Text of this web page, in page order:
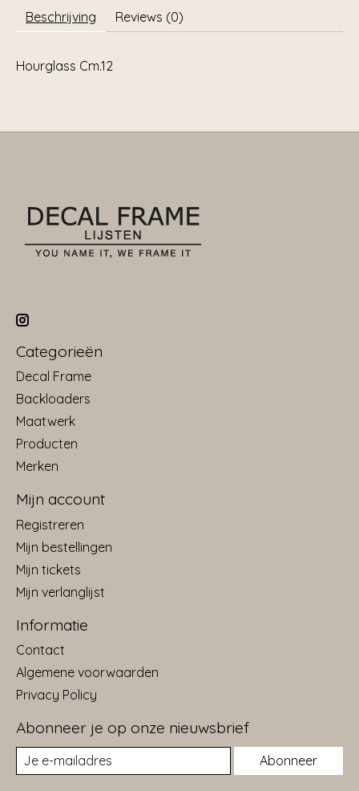
Beschrijving Reviews (0)
Hourglass Cm.12
Categorieën
Decal Frame
Backloaders
Maatwerk
Producten
Merken
Mijn account
Registreren
Mijn bestellingen
Mijn tickets
Mijn verlanglijst
Informatie
Contact
Algemene voorwaarden
Privacy Policy
Abonneer je op onze nieuwsbrief
Abonneer